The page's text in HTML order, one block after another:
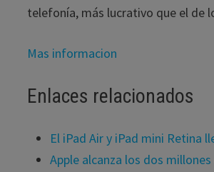
telefonía, más lucrativo que el de
Mas informacion
Enlaces relacionados
El iPad Air y iPad mini Retina
Apple alcanza los dos